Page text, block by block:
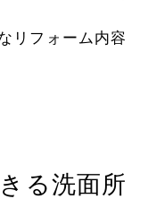
リフォーム内容
る洗面所